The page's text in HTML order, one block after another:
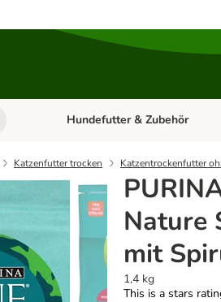
Kategorie-Menü öffnen:
Hundefutter & Zubehör
Katzenfutter trocken Katzentrockenfutter
Nature
mit
1,4 kg
This is a stars